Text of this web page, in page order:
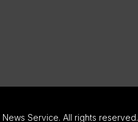
Service. All rights reserved.